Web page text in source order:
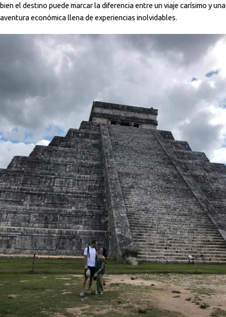
bien el destino puede marcar la diferencia entre un viaje carísimo y una
aventura económica llena de experiencias inolvidables.